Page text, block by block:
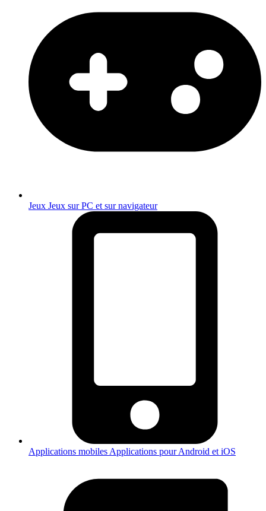
Jeux Jeux sur PC et sur navigateur
Applications mobiles Applications pour Android et iOS